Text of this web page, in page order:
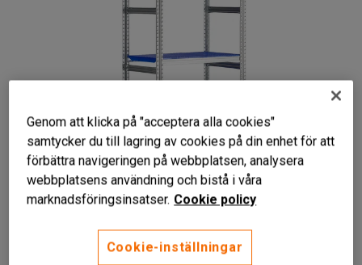
Genom att klicka på "acceptera alla cookies"
samtycker du till lagring av cookies på din enhet för att
förbättra navigeringen på webbplatsen, analysera
webbplatsens användning och bistå i våra
marknadsföringsinsatser. Cookie policy
Cookie-inställningar